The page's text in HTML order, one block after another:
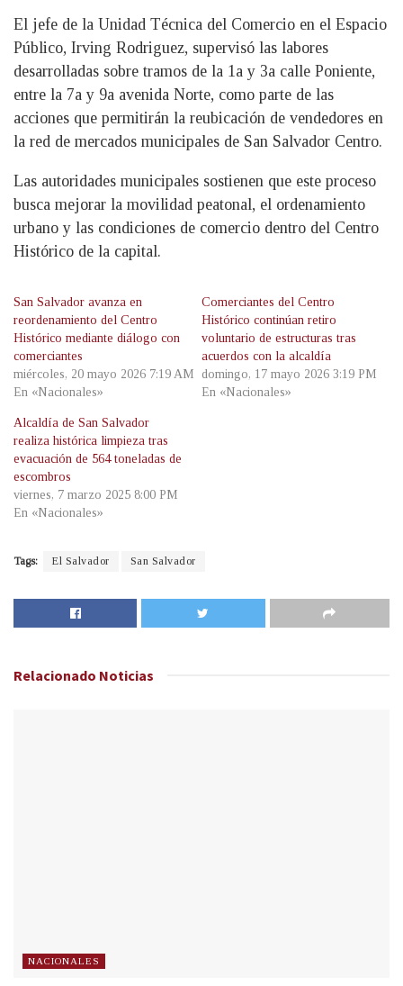
El jefe de la Unidad Técnica del Comercio en el Espacio
Público, Irving Rodriguez, supervisó las labores
desarrolladas sobre tramos de la 1a y 3a calle Poniente,
entre la 7a y 9a avenida Norte, como parte de las
acciones que permitirán la reubicación de vendedores en
la red de mercados municipales de San Salvador Centro.
Las autoridades municipales sostienen que este proceso
busca mejorar la movilidad peatonal, el ordenamiento
urbano y las condiciones de comercio dentro del Centro
Histórico de la capital.
San Salvador avanza en
reordenamiento del Centro
Histórico mediante diálogo con
comerciantes
miércoles, 20 mayo 2026 7:19 AM
En «Nacionales»
Comerciantes del Centro
Histórico continúan retiro
voluntario de estructuras tras
acuerdos con la alcaldía
domingo, 17 mayo 2026 3:19 PM
En «Nacionales»
Alcaldía de San Salvador
realiza histórica limpieza tras
evacuación de 564 toneladas de
escombros
viernes, 7 marzo 2025 8:00 PM
En «Nacionales»
Tags: El Salvador San Salvador
Relacionado Noticias
NACIONALES